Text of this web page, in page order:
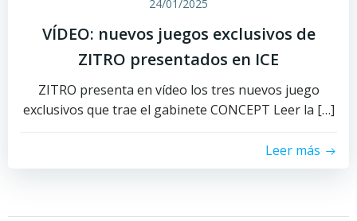
24/01/2025
VÍDEO: nuevos juegos exclusivos de
ZITRO presentados en ICE
ZITRO presenta en vídeo los tres nuevos juego
exclusivos que trae el gabinete CONCEPT Leer la […]
Leer más